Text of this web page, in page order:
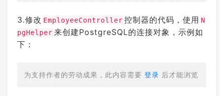
3.修改 EmployeeController 控制器的代码，使用 N
pgHelper 来创建PostgreSQL的连接对象，示例如
下：
为支持作者的劳动成果，此内容需要 登录 后才能浏览